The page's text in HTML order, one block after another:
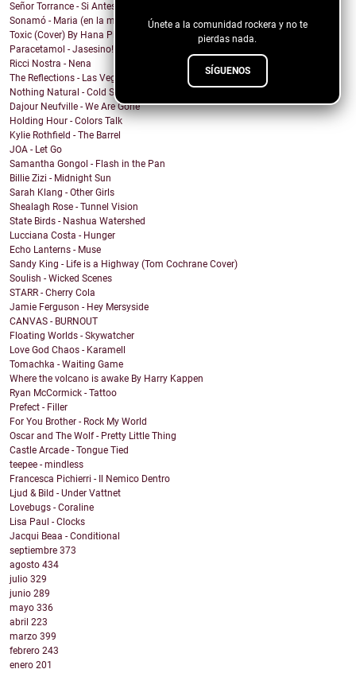
Únete a la comunidad rockera y no te
pierdas nada.
SÍGUENOS
Señor Torrance - Si Antes Te Hubiera Conocido
Sonamó - Maria (en la misión)
Toxic (Cover) By Hana Piranha
Paracetamol - Jasesino!
Ricci Nostra - Nena
The Reflections - Las Vegas (The City of Sin)
Nothing Natural - Cold Star
Dajour Neufville - We Are Gone
Holding Hour - Colors Talk
Kylie Rothfield - The Barrel
JOA - Let Go
Samantha Gongol - Flash in the Pan
Billie Zizi - Midnight Sun
Sarah Klang - Other Girls
Shealagh Rose - Tunnel Vision
State Birds - Nashua Watershed
Lucciana Costa - Hunger
Echo Lanterns - Muse
Sandy King - Life is a Highway (Tom Cochrane Cover)
Soulish - Wicked Scenes
STARR - Cherry Cola
Jamie Ferguson - Hey Mersyside
CANVAS - BURNOUT
Floating Worlds - Skywatcher
Love God Chaos - Karamell
Tomachka - Waiting Game
Where the volcano is awake By Harry Kappen
Ryan McCormick - Tattoo
Prefect - Filler
For You Brother - Rock My World
Oscar and The Wolf - Pretty Little Thing
Castle Arcade - Tongue Tied
teepee - mindless
Francesca Pichierri - Il Nemico Dentro
Ljud & Bild - Under Vattnet
Lovebugs - Coraline
Lisa Paul - Clocks
Jacqui Beaa - Conditional
septiembre 373
agosto 434
julio 329
junio 289
mayo 336
abril 223
marzo 399
febrero 243
enero 201